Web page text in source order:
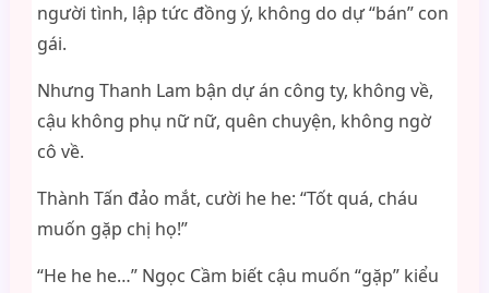
người tình, lập tức đồng ý, không do dự “bán” con
gái.
Nhưng Thanh Lam bận dự án công ty, không về,
cậu không phụ nữ nữ, quên chuyện, không ngờ
cô về.
Thành Tấn đảo mắt, cười he he: “Tốt quá, cháu
muốn gặp chị họ!”
“He he he…” Ngọc Cầm biết cậu muốn “gặp” kiểu